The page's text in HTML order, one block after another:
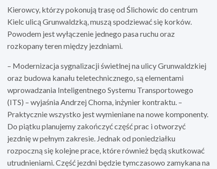
Kierowcy, którzy pokonują trasę od Ślichowic do centrum
Kielc ulicą Grunwaldzką, muszą spodziewać się korków.
Powodem jest wyłączenie jednego pasa ruchu oraz
rozkopany teren między jezdniami.
– Modernizacja sygnalizacji świetlnej na ulicy Grunwaldzkiej
oraz budowa kanału teletechnicznego, są elementami
wprowadzania Inteligentnego Systemu Transportowego
(ITS) – wyjaśnia Andrzej Choma, inżynier kontraktu. –
Praktycznie wszystko jest wymieniane na nowe komponenty.
Do piątku planujemy zakończyć część prac i otworzyć
jezdnię w pełnym zakresie. Jednak od poniedziałku
rozpoczną się kolejne prace, które również będą skutkować
utrudnieniami. Część jezdni będzie tymczasowo zamykana na